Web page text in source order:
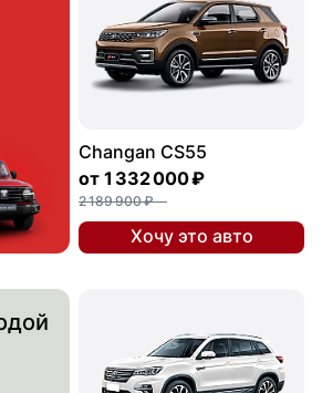
Changan CS55
от 1 332 000 ₽
2 189 900 ₽
Хочу это авто